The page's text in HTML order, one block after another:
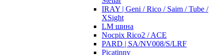
IRAY | Geni / Rico / Saim / Tube /
XSight
LM шина
Nocpix Rico2 / ACE
PARD | SA/NV008/S/LRF
Picatinny